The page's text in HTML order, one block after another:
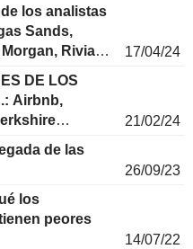
los analistas
Sands,
Rivian,
17/04/24
DE LOS
Airbnb,
21/02/24
de las
26/09/23
los
peores
14/07/22